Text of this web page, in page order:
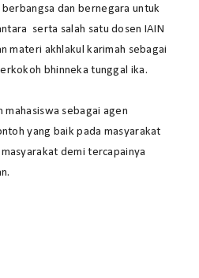
dan bernegara untuk
serta salah satu dosen IAIN
materi akhlakul karimah sebagai
bhinneka tunggal ika.
sebagai agen
yang baik pada masyarakat
demi tercapainya